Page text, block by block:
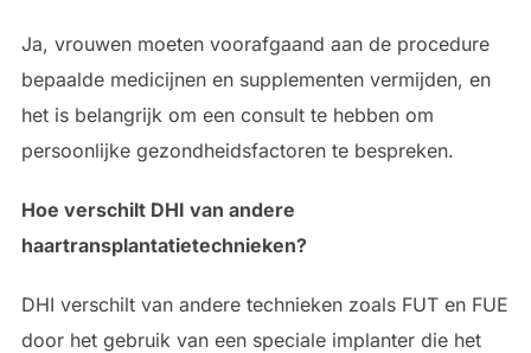
Ja, vrouwen moeten voorafgaand aan de procedure
bepaalde medicijnen en supplementen vermijden, en
het is belangrijk om een consult te hebben om
persoonlijke gezondheidsfactoren te bespreken.
Hoe verschilt DHI van andere
haartransplantatietechnieken?
DHI verschilt van andere technieken zoals FUT en FUE
door het gebruik van een speciale implanter die het